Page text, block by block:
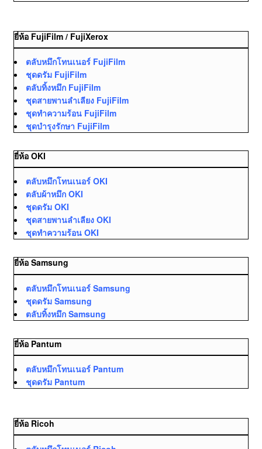
ยี่ห้อ FujiFilm / FujiXerox
ตลับหมึกโทนเนอร์ FujiFilm
ชุดดรัม FujiFilm
ตลับทิ้งหมึก FujiFilm
ชุดสายพานลำเลียง FujiFilm
ชุดทำความร้อน FujiFilm
ชุดบำรุงรักษา FujiFilm
ยี่ห้อ OKI
ตลับหมึกโทนเนอร์ OKI
ตลับผ้าหมึก OKI
ชุดดรัม OKI
ชุดสายพานลำเลียง OKI
ชุดทำความร้อน OKI
ยี่ห้อ Samsung
ตลับหมึกโทนเนอร์ Samsung
ชุดดรัม Samsung
ตลับทิ้งหมึก Samsung
ยี่ห้อ Pantum
ตลับหมึกโทนเนอร์ Pantum
ชุดดรัม Pantum
ยี่ห้อ Ricoh